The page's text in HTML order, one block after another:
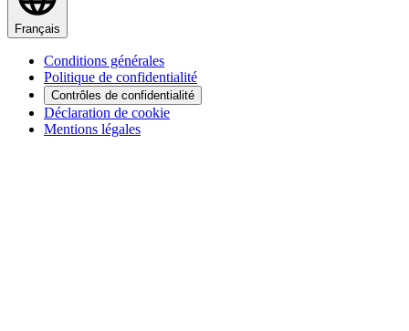
Français
Conditions générales
Politique de confidentialité
Contrôles de confidentialité
Déclaration de cookie
Mentions légales